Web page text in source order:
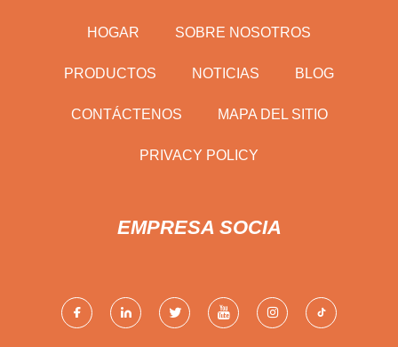
HOGAR SOBRE NOSOTROS
PRODUCTOS NOTICIAS BLOG
CONTÁCTENOS MAPA DEL SITIO
PRIVACY POLICY
EMPRESA SOCIA